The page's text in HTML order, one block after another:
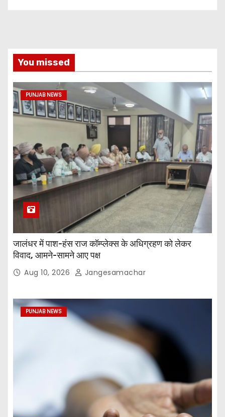
You missed
PUNJAB NEWS
जालंधर में पाश-हंस राज कॉम्प्लेक्स के अधिग्रहण को लेकर
विवाद, आमने-सामने आए पक्ष
Aug 10, 2026 Jangesamachar
PUNJAB NEWS